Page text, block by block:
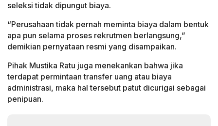
seleksi tidak dipungut biaya.
“Perusahaan tidak pernah meminta biaya dalam bentuk
apa pun selama proses rekrutmen berlangsung,”
demikian pernyataan resmi yang disampaikan.
Pihak Mustika Ratu juga menekankan bahwa jika
terdapat permintaan transfer uang atau biaya
administrasi, maka hal tersebut patut dicurigai sebagai
penipuan.